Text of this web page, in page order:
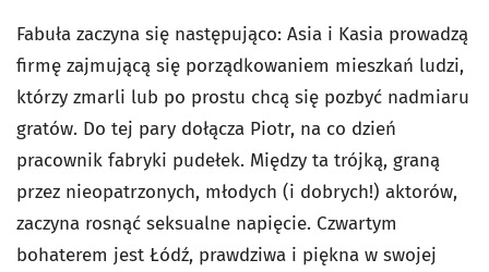
Fabuła zaczyna się następująco: Asia i Kasia prowadzą
firmę zajmującą się porządkowaniem mieszkań ludzi,
którzy zmarli lub po prostu chcą się pozbyć nadmiaru
gratów. Do tej pary dołącza Piotr, na co dzień
pracownik fabryki pudełek. Między ta trójką, graną
przez nieopatrzonych, młodych (i dobrych!) aktorów,
zaczyna rosnąć seksualne napięcie. Czwartym
bohaterem jest Łódź, prawdziwa i piękna w swojej